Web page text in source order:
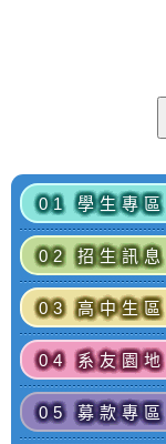
01 學生專區
02 招生訊息
03 高中生區
04 系友園地
05 募款專區